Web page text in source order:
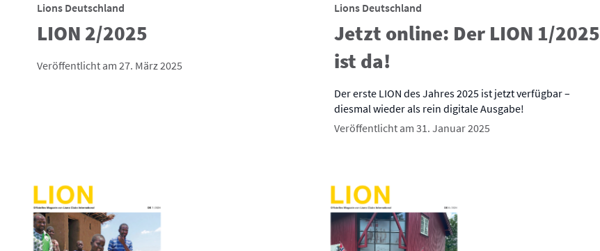
Lions Deutschland
LION 2/2025
Veröffentlicht am 27. März 2025
Lions Deutschland
Jetzt online: Der LION 1/2025
ist da!
Der erste LION des Jahres 2025 ist jetzt verfügbar –
diesmal wieder als rein digitale Ausgabe!
Veröffentlicht am 31. Januar 2025